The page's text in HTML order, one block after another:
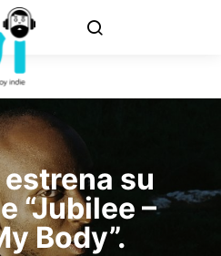
estrena su
“Jubilee –
Body”.